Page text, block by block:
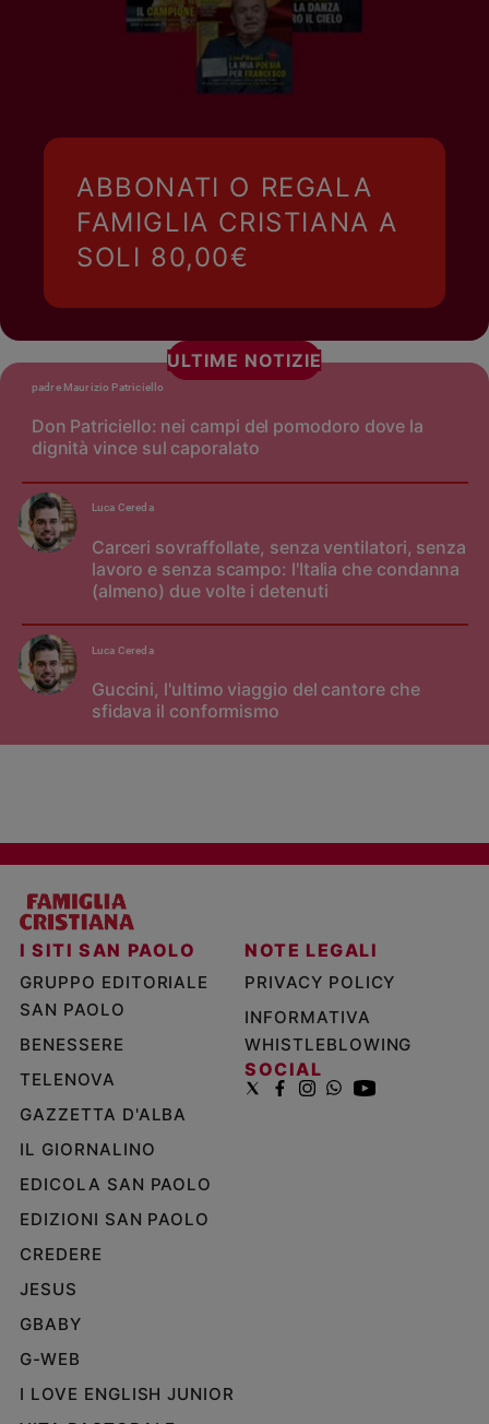
ABBONATI O REGALA
FAMIGLIA CRISTIANA A
SOLI 80,00€
ULTIME NOTIZIE
Don Patriciello: nei campi del pomodoro dove la
dignità vince sul caporalato
padre Maurizio Patriciello
Carceri sovraffollate, senza ventilatori, senza
lavoro e senza scampo: l'Italia che condanna
(almeno) due volte i detenuti
Luca Cereda
Guccini, l'ultimo viaggio del cantore che
sfidava il conformismo
Luca Cereda
I SITI SAN PAOLO
GRUPPO EDITORIALE
SAN PAOLO
BENESSERE
TELENOVA
GAZZETTA D'ALBA
IL GIORNALINO
EDICOLA SAN PAOLO
EDIZIONI SAN PAOLO
CREDERE
JESUS
GBABY
G-WEB
I LOVE ENGLISH JUNIOR
NOTE LEGALI
PRIVACY POLICY
INFORMATIVA
WHISTLEBLOWING
SOCIAL